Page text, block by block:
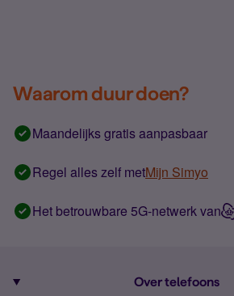
Waarom duur doen?
Maandelijks gratis aanpasbaar
Regel alles zelf metMijn Simyo
Het betrouwbare 5G-netwerk van
Over telefoons